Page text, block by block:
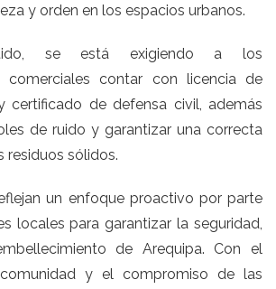
y orden en los espacios urbanos.
se está exigiendo a los
comerciales contar con licencia de
certificado de defensa civil, además
de ruido y garantizar una correcta
residuos sólidos.
un enfoque proactivo por parte
locales para garantizar la seguridad,
de Arequipa. Con el
y el compromiso de las